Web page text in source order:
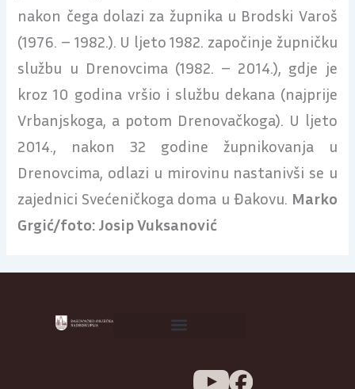
nakon čega dolazi za župnika u Brodski Varoš
(1976. – 1982.). U ljeto 1982. započinje župničku
službu u Drenovcima (1982. – 2014.), gdje je
kroz 10 godina vršio i službu dekana (najprije
Vrbanjskoga, a potom Drenovačkoga). U ljeto
2014., nakon 32 godine župnikovanja u
Drenovcima, odlazi u mirovinu nastanivši se u
zajednici Svećeničkoga doma u Đakovu. Marko
Grgić/foto: Josip Vuksanović